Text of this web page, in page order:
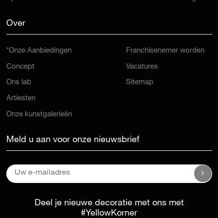
Over
*Onze Aanbiedingen
Concept
Ons lab
Artiesten
Onze kunstgalerieën
Franchisenemer worden
Vacatures
Sitemap
Meld u aan voor onze nieuwsbrief
Deel je nieuwe decoratie met ons met
#YellowKorner